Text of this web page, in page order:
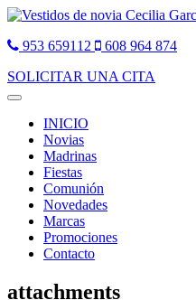
953 659112
608 964 874
SOLICITAR UNA CITA
Toggle
navigationINICIO
Novias
Madrinas
Fiestas
Comunión
Novedades
Marcas
Promociones
Contacto
attachments